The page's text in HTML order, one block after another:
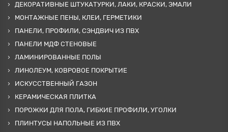
ДЕКОРАТИВНЫЕ ШТУКАТУРКИ, ЛАКИ, КРАСКИ, ЭМАЛИ
МОНТАЖНЫЕ ПЕНЫ, КЛЕИ, ГЕРМЕТИКИ
ПАНЕЛИ, ПРОФИЛИ, СЭНДВИЧ ИЗ ПВХ
ПАНЕЛИ МДФ СТЕНОВЫЕ
ЛАМИНИРОВАННЫЕ ПОЛЫ
ЛИНОЛЕУМ, КОВРОВОЕ ПОКРЫТИЕ
ИСКУССТВЕННЫЙ ГАЗОН
КЕРАМИЧЕСКАЯ ПЛИТКА
ПОРОЖКИ ДЛЯ ПОЛА, ГИБКИЕ ПРОФИЛИ, УГОЛКИ
ПЛИНТУСЫ НАПОЛЬНЫЕ ИЗ ПВХ